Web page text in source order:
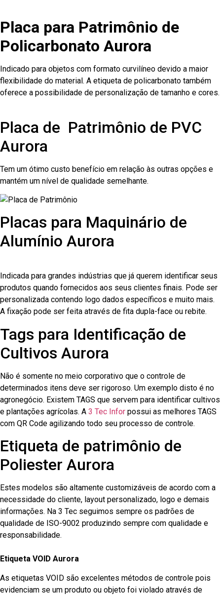
Placa para Patrimônio de
Policarbonato Aurora
Indicado para objetos com formato curvilíneo devido a maior
flexibilidade do material. A etiqueta de policarbonato também
oferece a possibilidade de personalização de tamanho e cores.
Placa de Patrimônio de PVC
Aurora
Tem um ótimo custo benefício em relação às outras opções e
mantém um nível de qualidade semelhante.
Placas para Maquinário de
Alumínio Aurora
Indicada para grandes indústrias que já querem identificar seus
produtos quando fornecidos aos seus clientes finais. Pode ser
personalizada contendo logo dados específicos e muito mais.
A fixação pode ser feita através de fita dupla-face ou rebite.
Tags para Identificação de
Cultivos Aurora
Não é somente no meio corporativo que o controle de
determinados itens deve ser rigoroso. Um exemplo disto é no
agronegócio. Existem TAGS que servem para identificar cultivos
e plantações agrícolas. A 3 Tec Infor possui as melhores TAGS
com QR Code agilizando todo seu processo de controle.
Etiqueta de patrimônio de
Poliester Aurora
Estes modelos são altamente customizáveis de acordo com a
necessidade do cliente, layout personalizado, logo e demais
informações. Na 3 Tec seguimos sempre os padrões de
qualidade de ISO-9002 produzindo sempre com qualidade e
responsabilidade.
Etiqueta VOID Aurora
As etiquetas VOID são excelentes métodos de controle pois
evidenciam se um produto ou objeto foi violado através de